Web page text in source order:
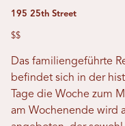
195 25th Street
$$
Das familiengeführte
befindet sich in der
Tage die Woche zum
am Wochenende wird